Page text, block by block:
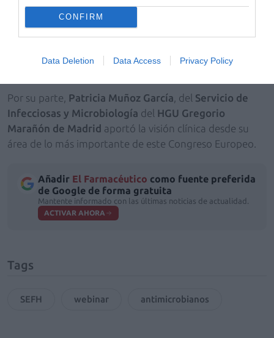
CONFIRM
Data Deletion Data Access Privacy Policy
índice ERIdelproyecto Europeo EPI-NETcomo
herramienta
para priorizar antibióticos de
reserva, y el papel emergente de la inteligencia artificial
en el soporte a los programas de optimización
Por su parte, Patricia Muñoz García , del Servicio de
Infecciosas y Microbiología del HGU Gregorio
Marañón de Madrid aportó la visión clínica desde su
área de lo más importante de este Congreso Europeo.
Añadir El Farmacéutico como fuente preferida
de Google de forma gratuita
Mantente informado con las últimas noticias de actualidad.
ACTIVAR AHORA
Tags
SEFH webinar antimicrobianos